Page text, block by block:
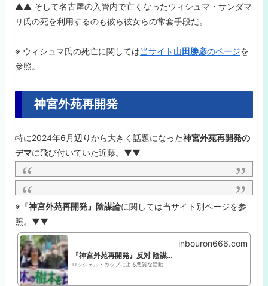
▲▲ そして名古屋の入管内で亡くなったウィシュマ・サンダマ
リ氏の死を利用するのも彼ら彼女らの常套手段だ。
※ ウィシュマ氏の死亡に関しては当サイト 山田勝彦のページを
参照。
神宮外苑再開発
特に2024年6月辺りから大きく話題になった神宮外苑再開発の
デマに飛び付いていた近藤。▼▼
※『神宮外苑再開発』陰謀論に関しては当サイト別ページを参
照。▼▼
『神宮外苑再開発』反対 陰謀論キャンペーン
ロッシェル・カップによる悪質な活動
inbouron666.com